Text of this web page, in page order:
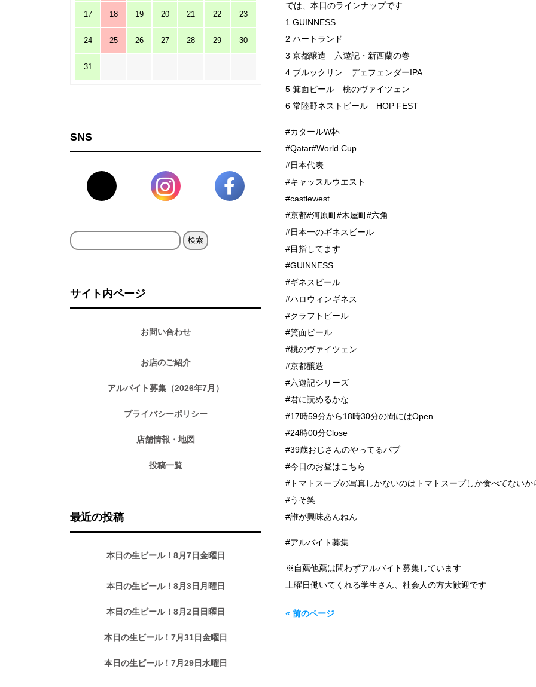
では、本日のラインナップです
1 GUINNESS
2 ハートランド
3 京都醸造 六遊記・新西蘭の巻
4 ブルックリン デェフェンダーIPA
5 箕面ビール 桃のヴァイツェン
6 常陸野ネストビール HOP FEST
#カタールW杯
#Qatar#World Cup
#日本代表
#キャッスルウエスト
#castlewest
#京都#河原町#木屋町#六角
#日本一のギネスビール
#目指してます
#GUINNESS
#ギネスビール
#ハロウィンギネス
#クラフトビール
#箕面ビール
#桃のヴァイツェン
#京都醸造
#六遊記シリーズ
#君に読めるかな
#17時59分から18時30分の間にはOpen
#24時00分Close
#39歳おじさんのやってるパブ
#今日のお昼はこちら
#トマトスープの写真しかないのはトマトスープしか食べてないか
#うそ笑
#誰が興味あんねん
#アルバイト募集
※自薦他薦は問わずアルバイト募集しています
土曜日働いてくれる学生さん、社会人の方大歓迎です
« 前のページ
17 18 19 20 21 22 23
24 25 26 27 28 29 30
31
SNS
検
サイト内ページ
お問い合わせ
お店のご紹介
アルバイト募集（2026年7月）
プライバシーポリシー
店舗情報・地図
投稿一覧
最近の投稿
本日の生ビール！8月7日金曜日
本日の生ビール！8月3日月曜日
本日の生ビール！8月2日日曜日
本日の生ビール！7月31日金曜日
本日の生ビール！7月29日水曜日